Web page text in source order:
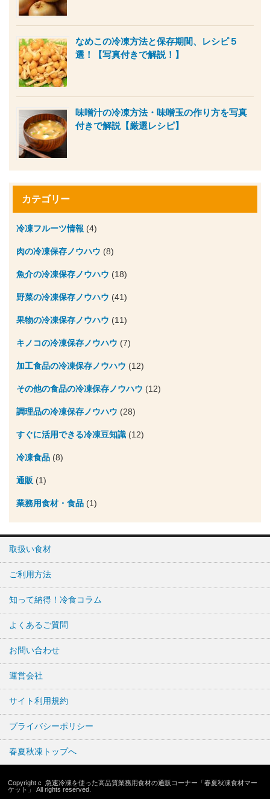
なめこの冷凍方法と保存期間、レシピ５
選！【写真付きで解説！】
味噌汁の冷凍方法・味噌玉の作り方を写真
付きで解説【厳選レシピ】
カテゴリー
冷凍フルーツ情報 (4)
肉の冷凍保存ノウハウ (8)
魚介の冷凍保存ノウハウ (18)
野菜の冷凍保存ノウハウ (41)
果物の冷凍保存ノウハウ (11)
キノコの冷凍保存ノウハウ (7)
加工食品の冷凍保存ノウハウ (12)
その他の食品の冷凍保存ノウハウ (12)
調理品の冷凍保存ノウハウ (28)
すぐに活用できる冷凍豆知識 (12)
冷凍食品 (8)
通販 (1)
業務用食材・食品 (1)
取扱い食材
ご利用方法
知って納得！冷食コラム
よくあるご質問
お問い合わせ
運営会社
サイト利用規約
プライバシーポリシー
春夏秋凍トップへ
Copyright c急速冷凍を使った高品質業務用食材の通販コーナー「春夏秋凍食材マー
ケット」
All rights reserved.